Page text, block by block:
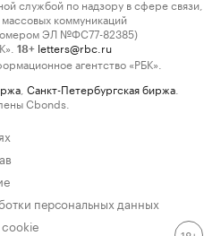
службой по надзору в сфере связи,
коммуникаций
ЭЛ №ФС77-82385)
18+ letters@rbc.ru
агентство «РБК».
Санкт-Петербургская биржа
Cbonds.
персональных данных